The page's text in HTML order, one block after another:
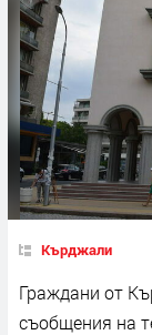
Кърджали
Граждани от
съобщения на